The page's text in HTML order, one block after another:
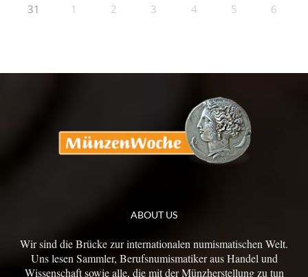
31 1 2 3 4 5 6
ABOUT US
Wir sind die Brücke zur internationalen numismatischen Welt.
Uns lesen Sammler, Berufsnumismatiker aus Handel und
Wissenschaft sowie alle, die mit der Münzherstellung zu tun